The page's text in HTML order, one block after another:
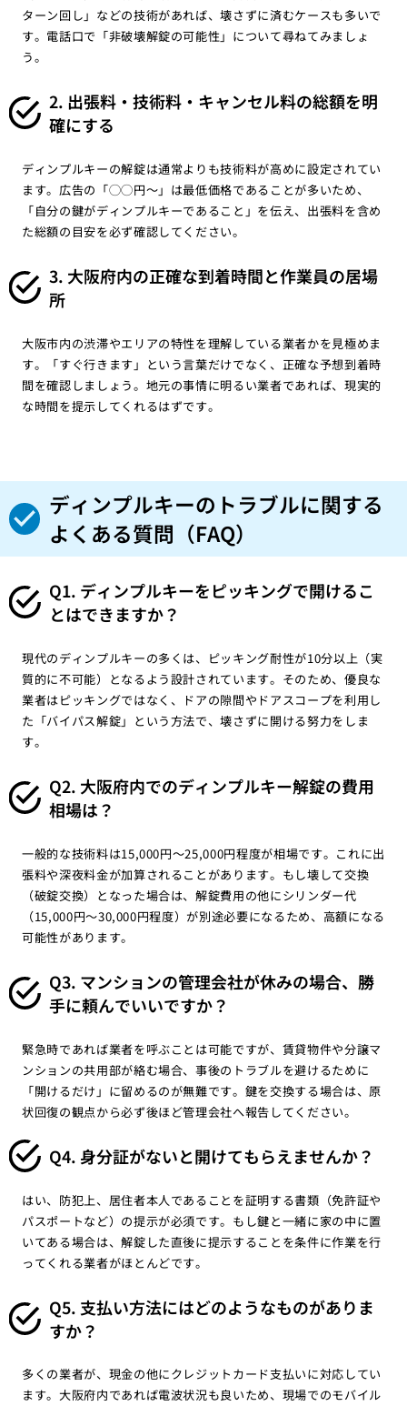
ターン回し」などの技術があれば、壊さずに済むケースも多いで
す。電話口で「非破壊解錠の可能性」について尋ねてみましょ
う。
2. 出張料・技術料・キャンセル料の総額を明
確にする
ディンプルキーの解錠は通常よりも技術料が高めに設定されてい
ます。広告の「◯◯円〜」は最低価格であることが多いため、
「自分の鍵がディンプルキーであること」を伝え、出張料を含め
た総額の目安を必ず確認してください。
3. 大阪府内の正確な到着時間と作業員の居場
所
大阪市内の渋滞やエリアの特性を理解している業者かを見極めま
す。「すぐ行きます」という言葉だけでなく、正確な予想到着時
間を確認しましょう。地元の事情に明るい業者であれば、現実的
な時間を提示してくれるはずです。
ディンプルキーのトラブルに関する
よくある質問（FAQ）
Q1. ディンプルキーをピッキングで開けるこ
とはできますか？
現代のディンプルキーの多くは、ピッキング耐性が10分以上（実
質的に不可能）となるよう設計されています。そのため、優良な
業者はピッキングではなく、ドアの隙間やドアスコープを利用し
た「バイパス解錠」という方法で、壊さずに開ける努力をしま
す。
Q2. 大阪府内でのディンプルキー解錠の費用
相場は？
一般的な技術料は15,000円〜25,000円程度が相場です。これに出
張料や深夜料金が加算されることがあります。もし壊して交換
（破錠交換）となった場合は、解錠費用の他にシリンダー代
（15,000円〜30,000円程度）が別途必要になるため、高額になる
可能性があります。
Q3. マンションの管理会社が休みの場合、勝
手に頼んでいいですか？
緊急時であれば業者を呼ぶことは可能ですが、賃貸物件や分譲マ
ンションの共用部が絡む場合、事後のトラブルを避けるために
「開けるだけ」に留めるのが無難です。鍵を交換する場合は、原
状回復の観点から必ず後ほど管理会社へ報告してください。
Q4. 身分証がないと開けてもらえませんか？
はい、防犯上、居住者本人であることを証明する書類（免許証や
パスポートなど）の提示が必須です。もし鍵と一緒に家の中に置
いてある場合は、解錠した直後に提示することを条件に作業を行
ってくれる業者がほとんどです。
Q5. 支払い方法にはどのようなものがありま
すか？
多くの業者が、現金の他にクレジットカード支払いに対応してい
ます。大阪府内であれば電波状況も良いため、現場でのモバイル